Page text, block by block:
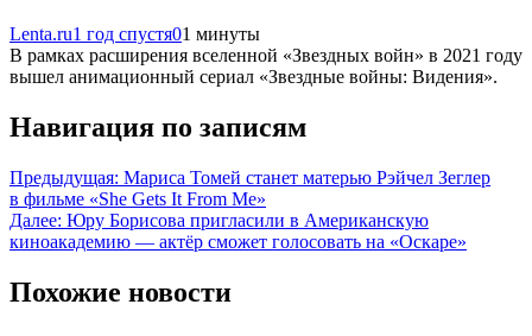
Lenta.ru1 год спустя01 минуты
В рамках расширения вселенной «Звездных войн» в 2021 году
вышел анимационный сериал «Звездные войны: Видения».
Навигация по записям
Предыдущая: Мариса Томей станет матерью Рэйчел Зеглер
в фильме «She Gets It From Me»
Далее: Юру Борисова пригласили в Американскую
киноакадемию — актёр сможет голосовать на «Оскаре»
Похожие новости